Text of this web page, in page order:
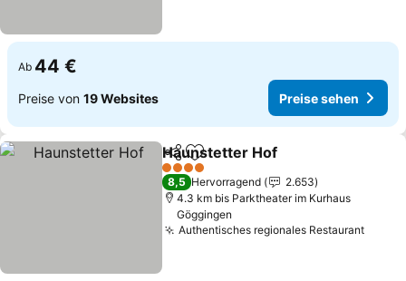
Ab 44 €
Preise von 19 Websites Preise sehen
TeilenZu Favoriten hinzufügen
Haunstetter Hof
4 Sterne
8,5 Hervorragend
2.653
4.3 km bis Parktheater im Kurhaus
Göggingen
Authentisches regionales Restaurant